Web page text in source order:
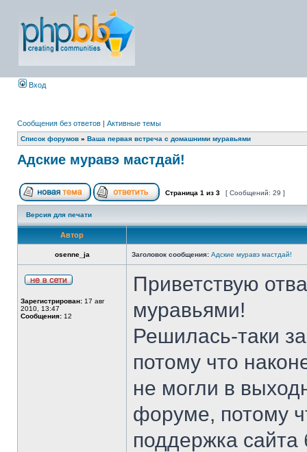
Вход
Сообщения без ответов | Активные темы
Список форумов » Ваша первая встреча с домашними муравьями
Адские муравэ мастдай!
Страница 1 из 3 [ Сообщений: 29 ]
Версия для печати
Автор
osenne_ja Заголовок сообщения: Адские муравэ мастдай!
Зарегистрирован: 17 авг
2010, 13:47
Сообщения: 12
Приветствую
муравьями!
Решилась-таки
потому что
не могли в
форуме, потому
поддержка сайта